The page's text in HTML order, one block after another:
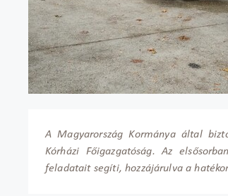
A Magyarország Kormánya által
Kórházi Főigazgatóság. Az
feladatait segíti, hozzájárulva a